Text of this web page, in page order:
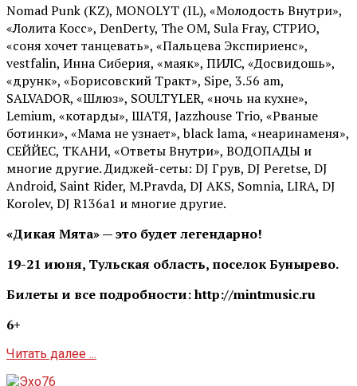
Nomad Punk (KZ), MONOLYT (IL), «Молодость Внутри»,
«Лолита Косс», DenDerty, The OM, Sula Fray, СТРИО,
«соня хочет танцевать», «Пальцева Экспириенс»,
vestfalin, Инна Сиберия, «маяк», ПИЛС, «Досвидошь»,
«друнк», «Борисовский Тракт», Sipe, 3.56 am,
SALVADOR, «Шлюз», SOULTYLER, «ночь на кухне»,
Lemium, «котарды», ШАТЯ, Jazzhouse Trio, «Рваные
ботинки», «Мама не узнает», black lama, «неаринаменя»,
СЕЙЙЕС, ТКАНИ, «Ответы Внутри», ВОДОПАДЫ и
многие другие. Диджей-сеты: DJ Грув, DJ Peretse, DJ
Android, Saint Rider, М.Pravda, DJ AKS, Somnia, LIRA, DJ
Korolev, DJ R136a1 и многие другие.
«Дикая Мята» — это будет легендарно!
19-21 июня, Тульская область, поселок Бунырево.
Билеты и все подробности: http://mintmusic.ru
6+
Читать далее ...